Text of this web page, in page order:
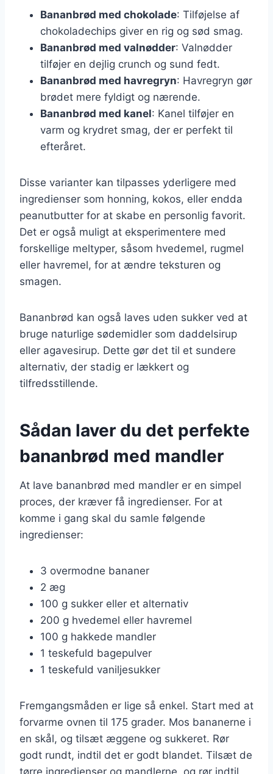
Bananbrød med chokolade: Tilføjelse af
chokoladechips giver en rig og sød smag.
Bananbrød med valnødder: Valnødder
tilføjer en dejlig crunch og sund fedt.
Bananbrød med havregryn: Havregryn gør
brødet mere fyldigt og nærende.
Bananbrød med kanel: Kanel tilføjer en
varm og krydret smag, der er perfekt til
efteråret.
Disse varianter kan tilpasses yderligere med
ingredienser som honning, kokos, eller endda
peanutbutter for at skabe en personlig favorit.
Det er også muligt at eksperimentere med
forskellige meltyper, såsom hvedemel, rugmel
eller havremel, for at ændre teksturen og
smagen.
Bananbrød kan også laves uden sukker ved at
bruge naturlige sødemidler som daddelsirup
eller agavesirup. Dette gør det til et sundere
alternativ, der stadig er lækkert og
tilfredsstillende.
Sådan laver du det perfekte
bananbrød med mandler
At lave bananbrød med mandler er en simpel
proces, der kræver få ingredienser. For at
komme i gang skal du samle følgende
ingredienser:
3 overmodne bananer
2 æg
100 g sukker eller et alternativ
200 g hvedemel eller havremel
100 g hakkede mandler
1 teskefuld bagepulver
1 teskefuld vaniljesukker
Fremgangsmåden er lige så enkel. Start med at
forvarme ovnen til 175 grader. Mos bananerne i
en skål, og tilsæt æggene og sukkeret. Rør
godt rundt, indtil det er godt blandet. Tilsæt de
tørre ingredienser og mandlerne, og rør indtil